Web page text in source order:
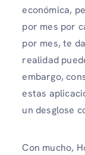
económica,
por mes por
por mes, te
realidad
embargo,
estas
un desglose
Con mucho,